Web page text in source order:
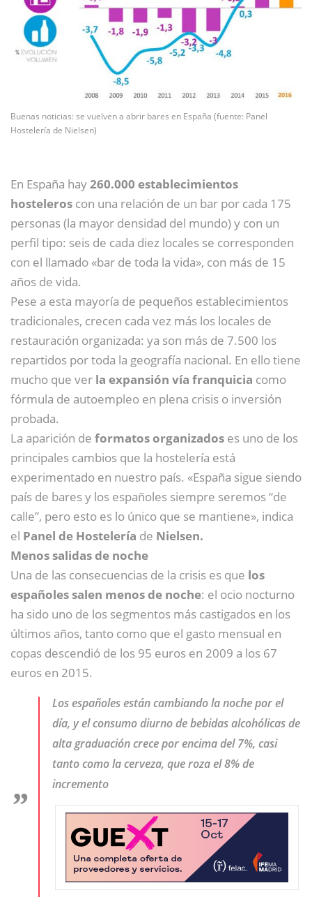
Buenas noticias: se vuelven a abrir bares en España (fuente: Panel
Hostelería de Nielsen)
En España hay260.000 establecimientos
hosteleros con una relación de un bar por cada 175
personas (la mayor densidad del mundo) y con un
perfil tipo: seis de cada diez locales se corresponden
con el llamado «bar de toda la vida», con más de 15
años de vida.
Pese a esta mayoría de pequeños establecimientos
tradicionales, crecen cada vez más los locales de
restauración organizada: ya son más de 7.500 los
repartidos por toda la geografía nacional. En ello tiene
mucho que ver la expansión vía franquicia como
fórmula de autoempleo en plena crisis o inversión
probada.
La aparición de formatos organizados es uno de los
principales cambios que la hostelería está
experimentado en nuestro país. «España sigue siendo
país de bares y los españoles siempre seremos “de
calle”, pero esto es lo único que se mantiene», indica
el Panel de Hostelería de Nielsen.
Menos salidas de noche
Una de las consecuencias de la crisis es que los
españoles salen menos de noche: el ocio nocturno
ha sido uno de los segmentos más castigados en los
últimos años, tanto como que el gasto mensual en
copas descendió de los 95 euros en 2009 a los 67
euros en 2015.
Los españoles están cambiando la noche por el
día, y el consumo diurno de bebidas alcohólicas de
alta graduación crece por encima del 7%, casi
tanto como la cerveza, que roza el 8% de
incremento